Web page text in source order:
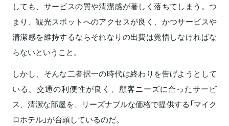
しても、サービスの質や清潔感が著しく落ちてしまう。つ
まり、観光スポットへのアクセスが良く、かつサービスや
清潔感を維持するならそれなりの出費は覚悟しなければな
らないということ。
しかし、そんな二者択一の時代は終わりを告げようとして
いる。交通の利便性が良く、顧客ニーズに合ったサービ
ス、清潔な部屋を、リーズナブルな価格で提供する「マイク
ロホテル」が台頭しているのだ。